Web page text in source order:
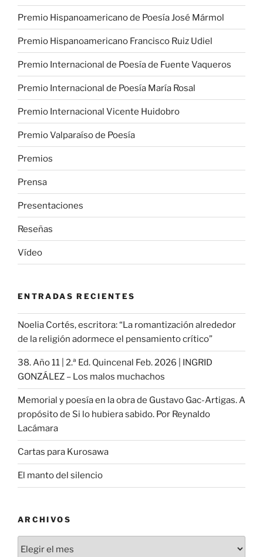
Premio Hispanoamericano de Poesía José Mármol
Premio Hispanoamericano Francisco Ruiz Udiel
Premio Internacional de Poesía de Fuente Vaqueros
Premio Internacional de Poesía María Rosal
Premio Internacional Vicente Huidobro
Premio Valparaíso de Poesía
Premios
Prensa
Presentaciones
Reseñas
Vídeo
ENTRADAS RECIENTES
Noelia Cortés, escritora: “La romantización alrededor
de la religión adormece el pensamiento crítico”
38. Año 11 | 2.ª Ed. Quincenal Feb. 2026 | INGRID
GONZÁLEZ – Los malos muchachos
Memorial y poesía en la obra de Gustavo Gac-Artigas. A
propósito de Si lo hubiera sabido. Por Reynaldo
Lacámara
Cartas para Kurosawa
El manto del silencio
ARCHIVOS